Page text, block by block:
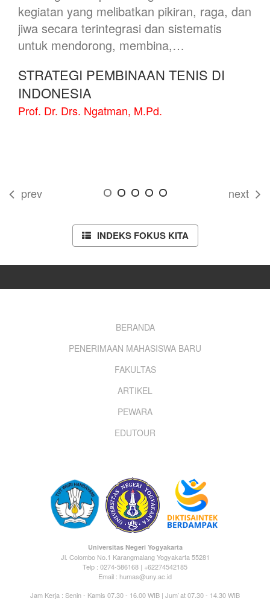
kegiatan yang melibatkan pikiran, raga, dan
jiwa secara terintegrasi dan sistematis
untuk mendorong, membina,…
STRATEGI PEMBINAAN TENIS DI
INDONESIA
Prof. Dr. Drs. Ngatman, M.Pd.
prev next
INDEKS FOKUS KITA
BERANDA
PENERIMAAN MAHASISWA BARU
FAKULTAS
ARTIKEL
PEWARA
EDUTOUR
Universitas Negeri Yogyakarta
Jl. Colombo No.1 Karangmalang Yogyakarta 55281
Telp : 0274-586168 | +62274542185
Email : humas@uny.ac.id
Jam Kerja : Senin - Kamis 07.30 - 16.00 WIB | Jum`at 07.30 - 14.30 WIB